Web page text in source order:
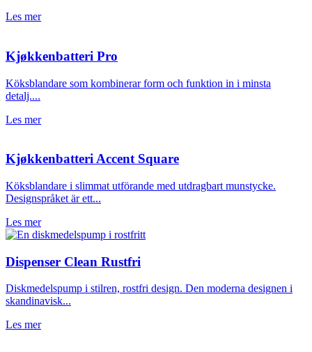
Les mer
Kjøkkenbatteri Pro
Köksblandare som kombinerar form och funktion in i minsta
detalj....
Les mer
Kjøkkenbatteri Accent Square
Köksblandare i slimmat utförande med utdragbart munstycke.
Designspråket är ett...
Les mer
Dispenser Clean Rustfri
Diskmedelspump i stilren, rostfri design. Den moderna designen i
skandinavisk...
Les mer